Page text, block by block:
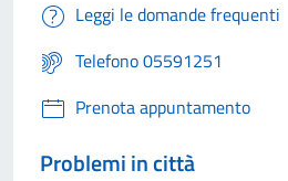
Leggi le domande frequenti
Telefono 05591251
Prenota appuntamento
Problemi in città